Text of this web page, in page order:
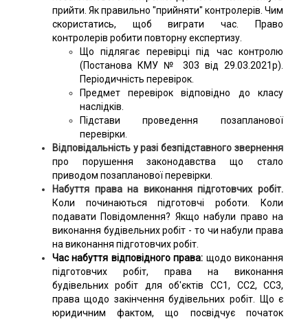
прийти. Як правильно "прийняти" контролерів. Чим
скористатись, щоб виграти час. Право
контролерів робити повторну експертизу.
Що підлягає перевірці під час контролю
(Постанова КМУ № 303 від 29.03.2021р).
Періодичність перевірок.
Предмет перевірок відповідно до класу
наслідків.
Підстави проведення позапланової
перевірки.
Відповідальність у разі безпідставного звернення
про порушення законодавства що стало
приводом позапланової перевірки.
Набуття права на виконання підготовчих робіт.
Коли починаються підготовчі роботи. Коли
подавати Повідомлення? Якщо набули право на
виконання будівельних робіт - то чи набули права
на виконання підготовчих робіт.
Час набуття відповідного права: щодо виконання
підготовчих робіт, права на виконання
будівельних робіт для об'єктів СС1, СС2, СС3,
права щодо закінчення будівельних робіт. Що є
юридичним фактом, що посвідчує початок